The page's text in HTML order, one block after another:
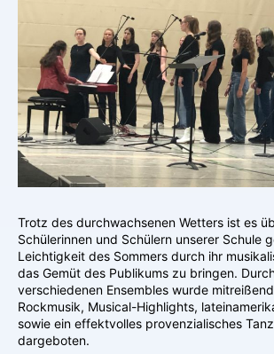
Trotz des durchwachsenen Wetters ist es
Schülerinnen und Schülern unserer Schule
Leichtigkeit des Sommers durch ihr
das Gemüt des Publikums zu bringen.
verschiedenen Ensembles wurde
Rockmusik, Musical-Highlights,
sowie ein effektvolles provenzialisches
dargeboten.